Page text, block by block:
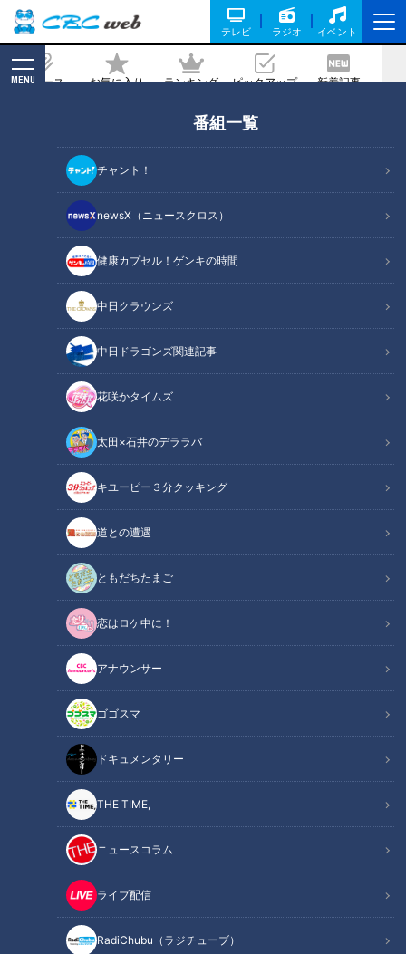
テレビ ラジオ イベント
ニュース お気に入り ランキング ピックアップ 新着記事
MENU
番組一覧
チャント！
newsX（ニュースクロス）
健康カプセル！ゲンキの時間
中日クラウンズ
中日ドラゴンズ関連記事
花咲かタイムズ
太田×石井のデララバ
キユーピー３分クッキング
道との遭遇
ともだちたまご
恋はロケ中に！
アナウンサー
ゴゴスマ
ドキュメンタリー
THE TIME,
ニュースコラム
ライブ配信
RadiChubu（ラジチューブ）
卵”を使った絶品料理とは？人気の創作
銀杏会席も！愛知・稲沢市のオススメス
ポットをご紹介
記事に戻る
CBCテレビ『花咲かタイムズ』
この記事の画像（全11枚）
記事に戻る